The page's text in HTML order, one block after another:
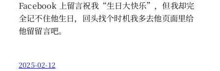
Facebook 上留言祝我“生日大快乐”，但我却完
全记不住他生日，回头找个时机我多去他页面里给
他留留言吧。
2025-02-12